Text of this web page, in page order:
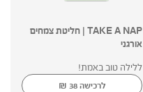
TAKE A NAP | חליטת צמחים
אורגני
ללילה טוב באמת!
לרכישה ₪ 38